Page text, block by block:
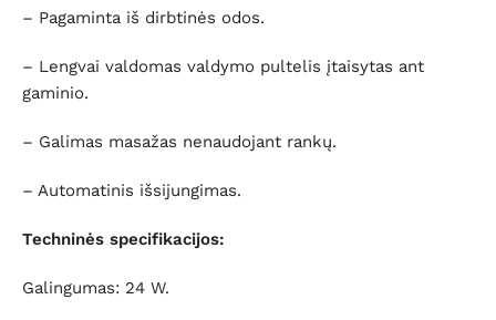
– Pagaminta iš dirbtinės odos.
– Lengvai valdomas valdymo pultelis įtaisytas ant
gaminio.
– Galimas masažas nenaudojant rankų.
– Automatinis išsijungimas.
Techninės specifikacijos:
Galingumas: 24 W.